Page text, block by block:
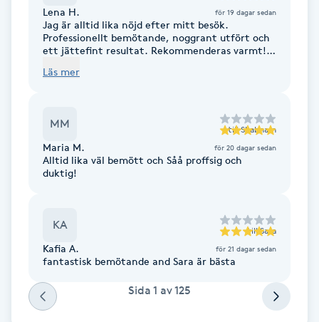
Kinesiologi
Klangmassage
Klippning & Slingor
Klippning ungdom
Koppningsmassage
Lena H. för 19 dagar sedan
Jag är alltid lika nöjd efter mitt besök.
Professionellt bemötande, noggrant utfört och
ett jättefint resultat. Rekommenderas varmt!
Läs mer
MM till Shabnam
Maria M. för 20 dagar sedan
Alltid lika väl bemött och Såå proffsig och
duktig!
KA till Sara
Kafia A. för 21 dagar sedan
fantastisk bemötande and Sara är bästa
Sida 1 av125